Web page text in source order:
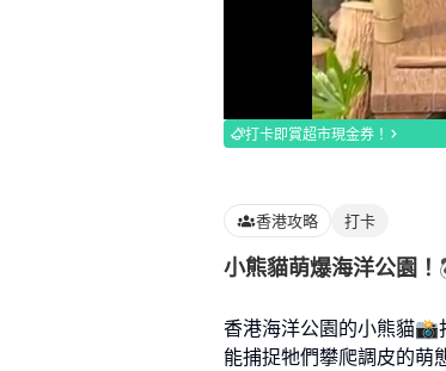
打卡即賞超市現金券！
香港攻略 打卡
小熊貓萌爆海洋公園
香港海洋公園的小熊貓📸
能捕捉牠們攀爬調皮的萌